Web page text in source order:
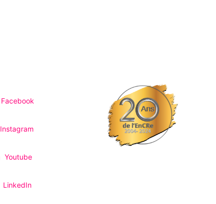
Facebook
Instagram
Youtube
LinkedIn